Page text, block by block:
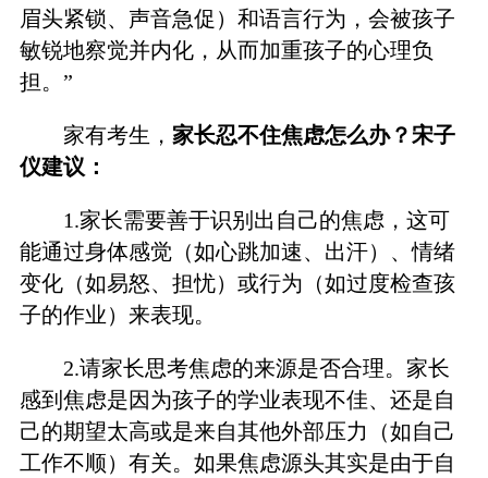
眉头紧锁、声音急促）和语言行为，会被孩子
敏锐地察觉并内化，从而加重孩子的心理负
担。”
家有考生， 家长忍不住焦虑怎么办？宋子
仪建议：
1.家长需要善于识别出自己的焦虑，这可
能通过身体感觉（如心跳加速、出汗）、情绪
变化（如易怒、担忧）或行为（如过度检查孩
子的作业）来表现。
2.请家长思考焦虑的来源是否合理。家长
感到焦虑是因为孩子的学业表现不佳、还是自
己的期望太高或是来自其他外部压力（如自己
工作不顺）有关。如果焦虑源头其实是由于自